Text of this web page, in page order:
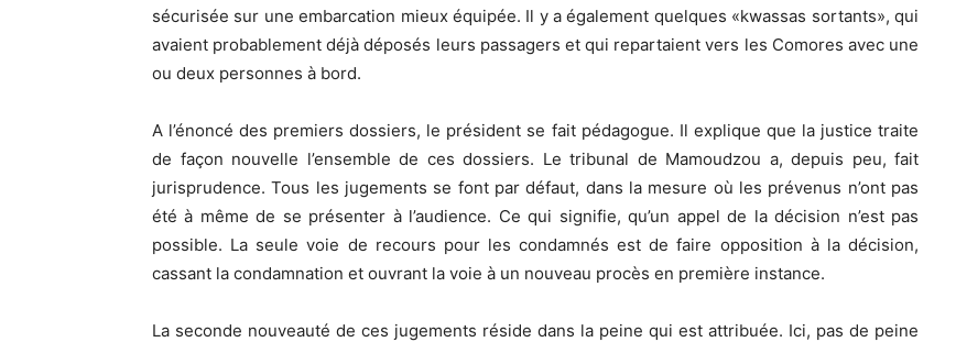
sécurisée sur une embarcation mieux équipée. Il y a également quelques «kwassas sortants», qui
avaient probablement déjà déposés leurs passagers et qui repartaient vers les Comores avec une
ou deux personnes à bord.
A l’énoncé des premiers dossiers, le président se fait pédagogue. Il explique que la justice traite
de façon nouvelle l’ensemble de ces dossiers. Le tribunal de Mamoudzou a, depuis peu, fait
jurisprudence. Tous les jugements se font par défaut, dans la mesure où les prévenus n’ont pas
été à même de se présenter à l’audience. Ce qui signifie, qu’un appel de la décision n’est pas
possible. La seule voie de recours pour les condamnés est de faire opposition à la décision,
cassant la condamnation et ouvrant la voie à un nouveau procès en première instance.
La seconde nouveauté de ces jugements réside dans la peine qui est attribuée. Ici, pas de peine